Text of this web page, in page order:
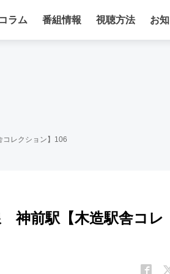
コラム 番組情報 視聴方法 お
レクション】106
神前駅【木造駅舎コレ